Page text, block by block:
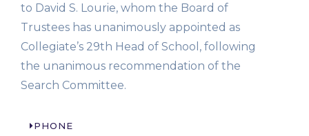
to David S. Lourie, whom the Board of
Trustees has unanimously appointed as
Collegiate’s 29th Head of School, following
the unanimous recommendation of the
Search Committee.
PHONE